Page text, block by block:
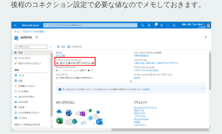
後程のコネクション設定で必要な値なのでメモしておきます。